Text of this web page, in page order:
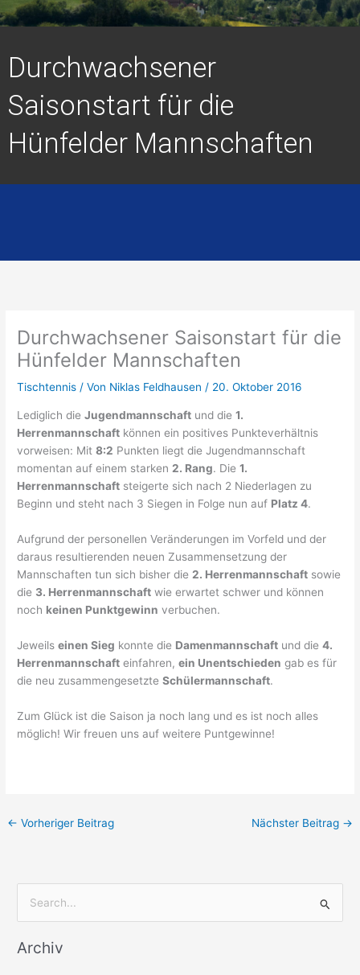
Durchwachsener
Saisonstart für die
Hünfelder Mannschaften
Durchwachsener Saisonstart für die
Hünfelder Mannschaften
Tischtennis / Von Niklas Feldhausen/ 20. Oktober 2016
Lediglich dieJugendmannschaft und die1.
Herrenmannschaft können ein positives Punkteverhältnis
vorweisen: Mit8:2 Punkten liegt die Jugendmannschaft
momentan auf einem starken 2. Rang. Die1.
Herrenmannschaft steigerte sich nach 2 Niederlagen zu
Beginn und steht nach 3 Siegen in Folge nun auf Platz 4.
Aufgrund der personellen Veränderungen im Vorfeld und der
daraus resultierenden neuen Zusammensetzung der
Mannschaften tun sich bisher die 2. Herrenmannschaft sowie
die 3. Herrenmannschaft wie erwartet schwer und können
noch keinen Punktgewinn verbuchen.
Jeweilseinen Sieg konnte die Damenmannschaft und die4.
Herrenmannschaft einfahren,ein Unentschieden gab es für
die neu zusammengesetzteSchülermannschaft.
Zum Glück ist die Saison ja noch lang und es ist noch alles
möglich! Wir freuen uns auf weitere Puntgewinne!
← Vorheriger Beitrag Nächster Beitrag →
c
Archiv